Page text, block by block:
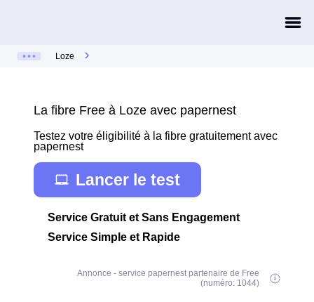
Loze
La fibre Free à Loze avec papernest
Testez votre éligibilité à la fibre gratuitement avec
papernest
Lancer le test
Service Gratuit et Sans Engagement
Service Simple et Rapide
Annonce - service papernest partenaire de Free
(numéro: 1044)